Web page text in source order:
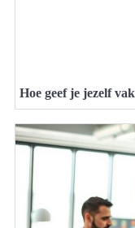
Hoe geef je jezelf